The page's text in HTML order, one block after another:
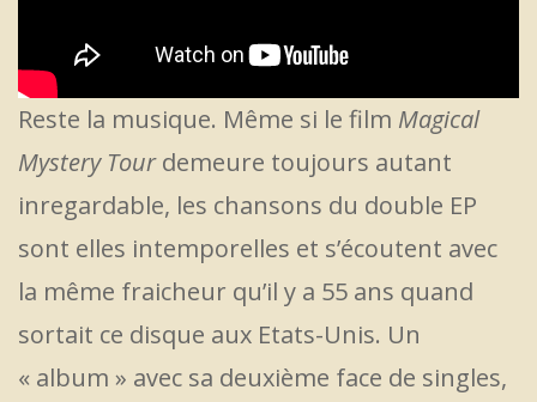
Reste la musique. Même si le film Magical
Mystery Tourdemeure toujours autant
inregardable, les chansons du double EP
sont elles intemporelles et s’écoutent avec
la même fraicheur qu’il y a 55 ans quand
sortait ce disque aux Etats-Unis. Un
« album » avec sa deuxième face de singles,